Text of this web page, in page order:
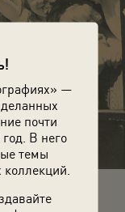
—
почти
год. В него
темы